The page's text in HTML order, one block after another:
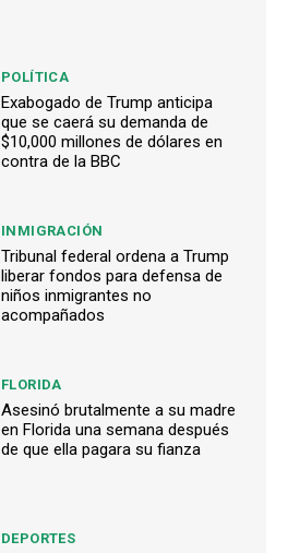
POLÍTICA
Exabogado de Trump anticipa
que se caerá su demanda de
$10,000 millones de dólares en
contra de la BBC
INMIGRACIÓN
Tribunal federal ordena a Trump
liberar fondos para defensa de
niños inmigrantes no
acompañados
FLORIDA
Asesinó brutalmente a su madre
en Florida una semana después
de que ella pagara su fianza
DEPORTES